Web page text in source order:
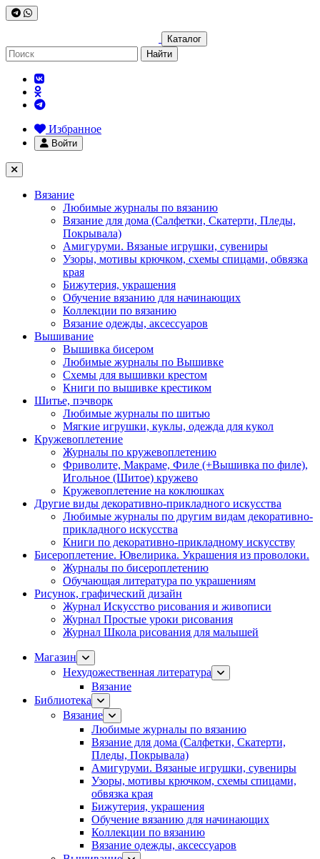
Каталог
Найти
Избранное
Войти
Вязание
Любимые журналы по вязанию
Вязание для дома (Салфетки, Скатерти, Пледы,
Покрывала)
Амигуруми. Вязаные игрушки, сувениры
Узоры, мотивы крючком, схемы спицами, обвязка
края
Бижутерия, украшения
Обучение вязанию для начинающих
Коллекции по вязанию
Вязание одежды, аксессуаров
Вышивание
Вышивка бисером
Любимые журналы по Вышивке
Схемы для вышивки крестом
Книги по вышивке крестиком
Шитье, пэчворк
Любимые журналы по шитью
Мягкие игрушки, куклы, одежда для кукол
Кружевоплетение
Журналы по кружевоплетению
Фриволите, Макраме, Филе (+Вышивка по филе),
Игольное (Шитое) кружево
Кружевоплетение на коклюшках
Другие виды декоративно-прикладного искусства
Любимые журналы по другим видам декоративно-
прикладного искусства
Книги по декоративно-прикладному искусству
Бисероплетение. Ювелирика. Украшения из проволоки.
Журналы по бисероплетению
Обучающая литература по украшениям
Рисунок, графический дизайн
Журнал Искусство рисования и живописи
Журнал Простые уроки рисования
Журнал Школа рисования для малышей
Магазин
Нехудожественная литература
Вязание
Библиотека
Вязание
Любимые журналы по вязанию
Вязание для дома (Салфетки, Скатерти,
Пледы, Покрывала)
Амигуруми. Вязаные игрушки, сувениры
Узоры, мотивы крючком, схемы спицами,
обвязка края
Бижутерия, украшения
Обучение вязанию для начинающих
Коллекции по вязанию
Вязание одежды, аксессуаров